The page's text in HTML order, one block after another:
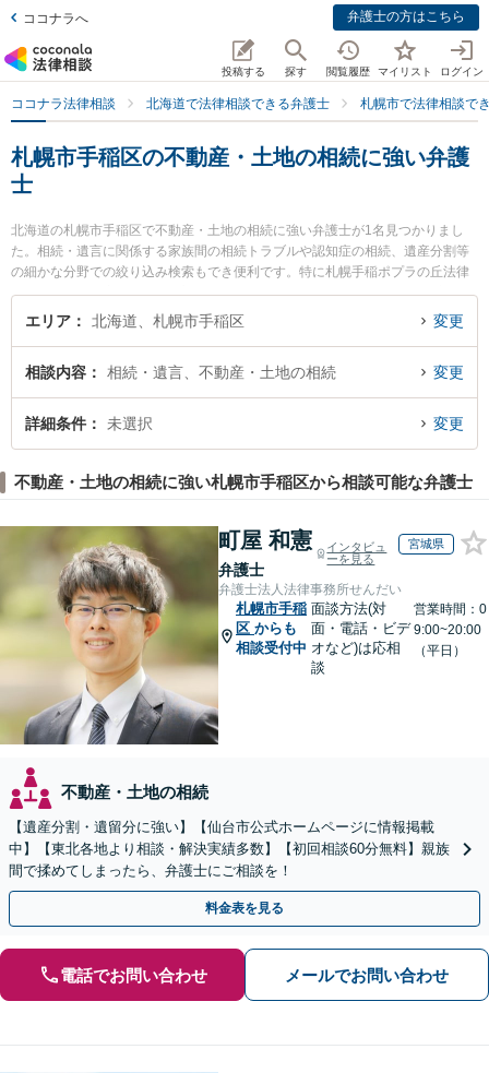
ココナラへ 弁護士の方はこちら
投稿する 探す 閲覧履歴 マイリスト ログイン
ココナラ法律相談 北海道で法律相談できる弁護士 札幌市で法律相談で
札幌市手稲区の不動産・土地の相続に強い弁護
士
北海道の札幌市手稲区で不動産・土地の相続に強い弁護士が1名見つかりまし
た。相続・遺言に関係する家族間の相続トラブルや認知症の相続、遺産分割等
の細かな分野での絞り込み検索もでき便利です。特に札幌手稲ポプラの丘法律
事務所の石垣 徹郎弁護士のプロフィール情報や弁護士費用、強みなどが注目さ
れています。『札幌市手稲区で土日や夜間に発生した不動産・土地の相続のト
続を法律相談できる札幌市手稲区内の弁護士に相談予約したい』などでお困り
の相談者さんにおすすめです。
エリア 北海道、札幌市手稲区 変更
相談内容 相続・遺言、不動産・土地の相続 変更
詳細条件 未選択 変更
不動産・土地の相続に強い札幌市手稲区から相談可能な弁護士
町屋 和憲
弁護士
インタビュ
ーを見る
宮城県
弁護士法人法律事務所せんだい
札幌市手稲
区 からも
相談受付中
面談方法(対
面・電話・ビデ
オなど)は応相
談
営業時間：0
9:00~20:00
（平日）
不動産・土地の相続
【遺産分割・遺留分に強い】【仙台市公式ホームページに情報掲載
中】【東北各地より相談・解決実績多数】【初回相談60分無料】親族
間で揉めてしまったら、弁護士にご相談を！
料金表を見る
電話でお問い合わせ メールでお問い合わせ